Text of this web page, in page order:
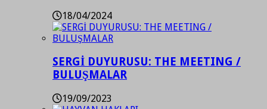
18/04/2024
SERGİ DUYURUSU: THE MEETING /
BULUŞMALAR
19/09/2023